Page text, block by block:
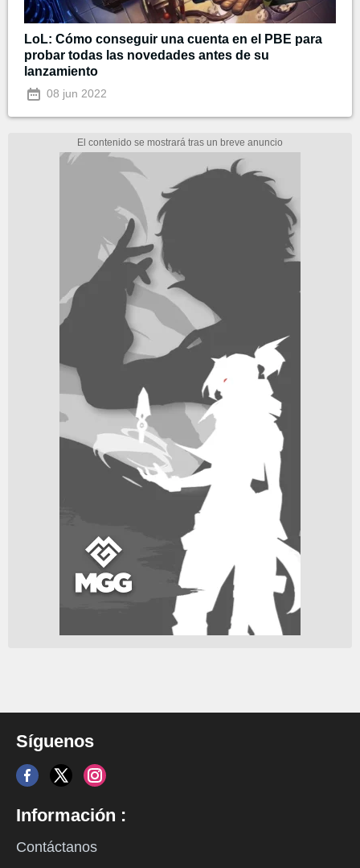
LoL: Cómo conseguir una cuenta en el PBE para
probar todas las novedades antes de su
lanzamiento
08 jun 2022
Síguenos
Información :
Contáctanos